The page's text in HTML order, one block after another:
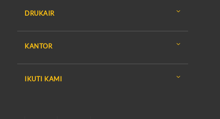
DRUKAIR
KANTOR
IKUTI KAMI